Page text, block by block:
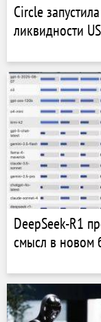
Circle
ликвидности
DeepSeek-R1
смысл в новом